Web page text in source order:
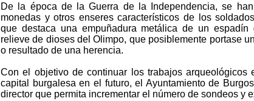
De la época de la Guerra de la Independencia, se
monedas y otros enseres característicos de los
que destaca una empuñadura metálica de un
relieve de dioses del Olimpo, que posiblemente portase
o resultado de una herencia.
Con el objetivo de continuar los trabajos arqueológicos
capital burgalesa en el futuro, el Ayuntamiento de
director que permita incrementar el número de sondeos y